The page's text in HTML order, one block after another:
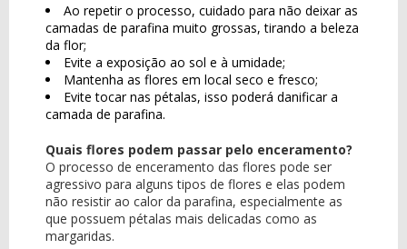
Ao repetir o processo, cuidado para não deixar as
camadas de parafina muito grossas, tirando a beleza
da flor;
Evite a exposição ao sol e à umidade;
Mantenha as flores em local seco e fresco;
Evite tocar nas pétalas, isso poderá danificar a
camada de parafina.
Quais flores podem passar pelo enceramento?
O processo de enceramento das flores pode ser
agressivo para alguns tipos de flores e elas podem
não resistir ao calor da parafina, especialmente as
que possuem pétalas mais delicadas como as
margaridas.